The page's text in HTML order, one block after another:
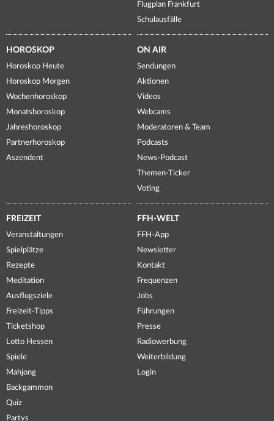
Flugplan Frankfurt
Schulausfälle
HOROSKOP
Horoskop Heute
Horoskop Morgen
Wochenhoroskop
Monatshoroskop
Jahreshoroskop
Partnerhoroskop
Aszendent
ON AIR
Sendungen
Aktionen
Videos
Webcams
Moderatoren & Team
Podcasts
News-Podcast
Themen-Ticker
Voting
FREIZEIT
Veranstaltungen
Spielplätze
Rezepte
Meditation
Ausflugsziele
Freizeit-Tipps
Ticketshop
Lotto Hessen
Spiele
Mahjong
Backgammon
Quiz
Partys
FFH-WELT
FFH-App
Newsletter
Kontakt
Frequenzen
Jobs
Führungen
Presse
Radiowerbung
Weiterbildung
Login